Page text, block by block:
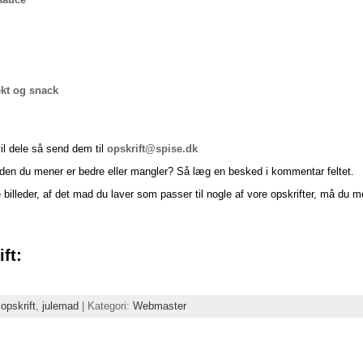
og snack
dele så send dem til opskrift@spise.dk
du mener er bedre eller mangler? Så læg en besked i kommentar feltet.
af det mad du laver som passer til nogle af vore opskrifter, må du
, julemad | Kategori: Webmaster